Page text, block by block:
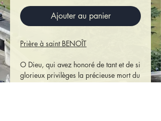
Ajouter au panier
Prière à saint BENOÎT
O Dieu, qui avez honoré de tant et de si
glorieux privilèges la précieuse mort du